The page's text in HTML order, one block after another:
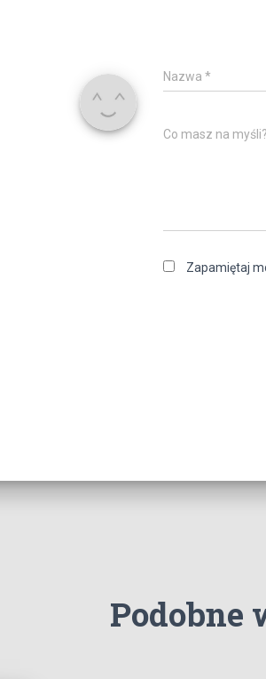
Nazwa *
Co masz na myśli?
Zapamiętaj
Podobne